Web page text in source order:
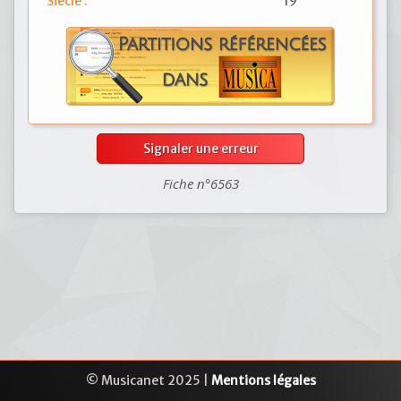
Signaler une erreur
Fiche n°6563
© Musicanet 2025 | Mentions légales